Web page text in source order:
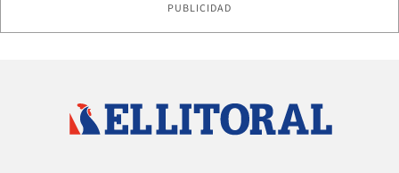
PUBLICIDAD